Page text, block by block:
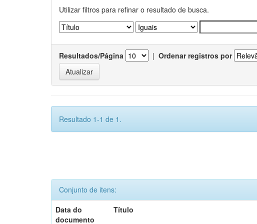
Utilizar filtros para refinar o resultado de busca.
Resultados/Página | Ordenar registros por
Resultado 1-1 de 1.
Conjunto de itens:
Data do
documento
Título